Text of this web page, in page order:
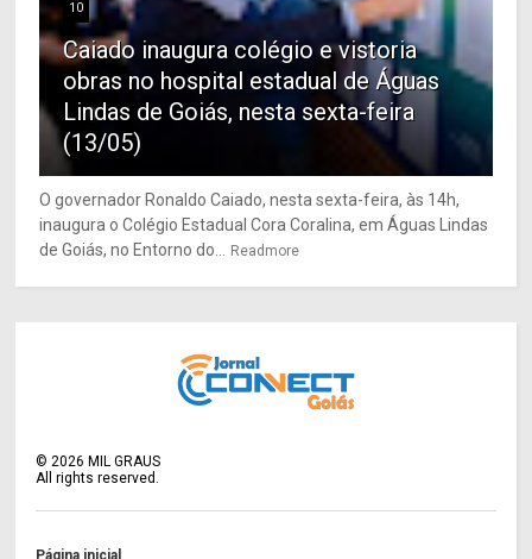
10
Caiado inaugura colégio e vistoria
obras no hospital estadual de Águas
Lindas de Goiás, nesta sexta-feira
(13/05)
O governador Ronaldo Caiado, nesta sexta-feira, às 14h,
inaugura o Colégio Estadual Cora Coralina, em Águas Lindas
de Goiás, no Entorno do... Readmore
©2026 MIL GRAUS
All rights reserved.
Página inicial